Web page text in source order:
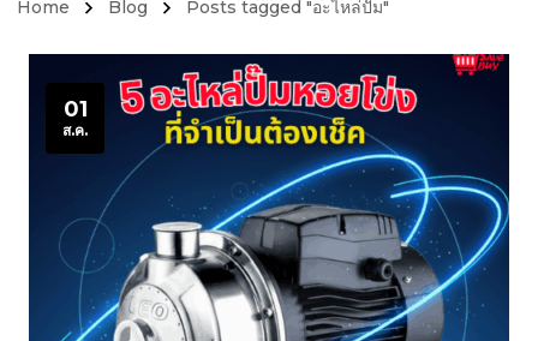
Home Blog Posts tagged "อะไหล่ปั๊ม"
01
ส.ค.